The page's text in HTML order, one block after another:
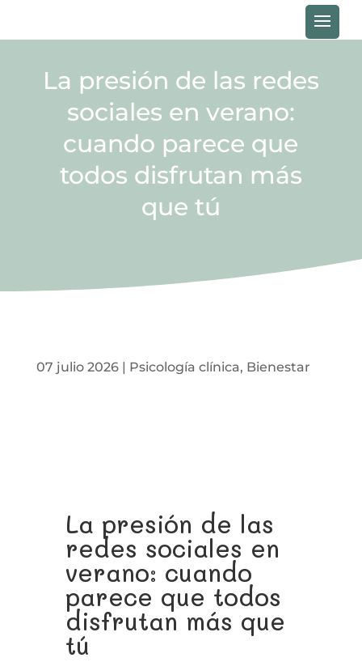
La presión de las redes
sociales en verano:
cuando parece que
todos disfrutan más
que tú
07 julio 2026| Psicología clínica, Bienestar
La presión de las
redes sociales en
verano: cuando
parece que todos
disfrutan más que
tú